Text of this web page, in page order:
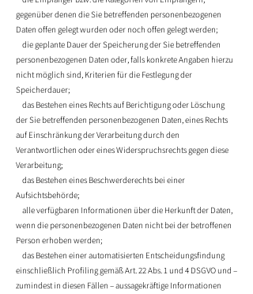
gegenüber denen die Sie betreffenden personenbezogenen
Daten offen gelegt wurden oder noch offen gelegt werden;
die geplante Dauer der Speicherung der Sie betreffenden
personenbezogenen Daten oder, falls konkrete Angaben hierzu
nicht möglich sind, Kriterien für die Festlegung der
Speicherdauer;
das Bestehen eines Rechts auf Berichtigung oder Löschung
der Sie betreffenden personenbezogenen Daten, eines Rechts
auf Einschränkung der Verarbeitung durch den
Verantwortlichen oder eines Widerspruchsrechts gegen diese
Verarbeitung;
das Bestehen eines Beschwerderechts bei einer
Aufsichtsbehörde;
alle verfügbaren Informationen über die Herkunft der Daten,
wenn die personenbezogenen Daten nicht bei der betroffenen
Person erhoben werden;
das Bestehen einer automatisierten Entscheidungsfindung
einschließlich Profiling gemäß Art. 22 Abs. 1 und 4 DSGVO und –
zumindest in diesen Fällen – aussagekräftige Informationen